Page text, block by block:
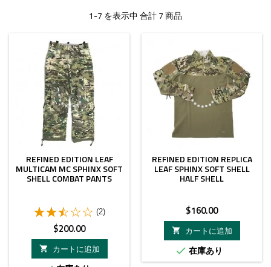
1-7 を表示中 合計 7 商品
REFINED EDITION LEAF
MULTICAM MC SPHINX SOFT
SHELL COMBAT PANTS
(2)
価
格
$200.00

カートに追加
REFINED EDITION REPLICA
LEAF SPHINX SOFT SHELL
HALF SHELL
価
格
$160.00

カートに追加
 在庫あり